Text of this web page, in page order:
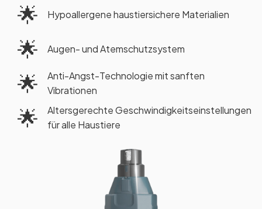
🌟 Hypoallergene haustiersichere Materialien
🌟 Augen- und Atemschutzsystem
🌟
Anti-Angst-Technologie mit sanften
Vibrationen
🌟
Altersgerechte Geschwindigkeitseinstellungen
für alle Haustiere